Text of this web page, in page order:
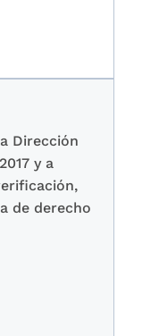
Dirección
y a
de derecho